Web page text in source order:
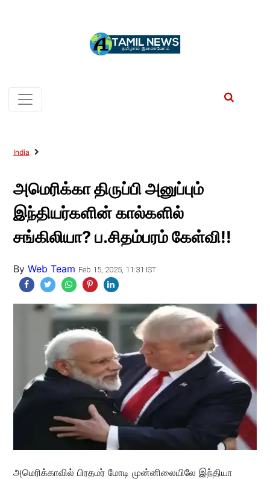
India
அமெரிக்கா திருப்பி அனுப்பும்
இந்தியர்களின் கால்களில்
சங்கிலியா? ப.சிதம்பரம் கேள்வி!!
By Web Team Feb 15, 2025, 11:31 IST
அமெரிக்காவில் பிரதமர் மோடி முன்னிலையிலே இந்தியா